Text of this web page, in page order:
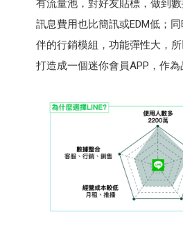
有流量池，對好友貼標，做到
訊息費用也比簡訊或EDM低；
伴的行銷模組，功能彈性大，
打造成一個迷你會員APP，作為